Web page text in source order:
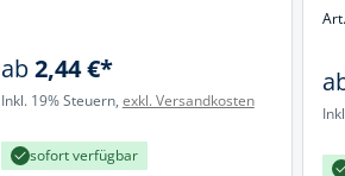
ab2,44 €*
Inkl. 19% Steuern, exkl. Versandkosten
sofort verfügbar